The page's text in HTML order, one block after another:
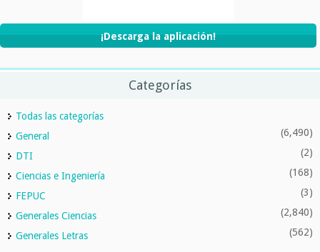
¡Descarga la aplicación!
Categorías
Todas las categorías
General
(6,490)
DTI (2)
Ciencias e Ingeniería (168)
FEPUC (3)
Generales Ciencias (2,840)
Generales Letras (562)